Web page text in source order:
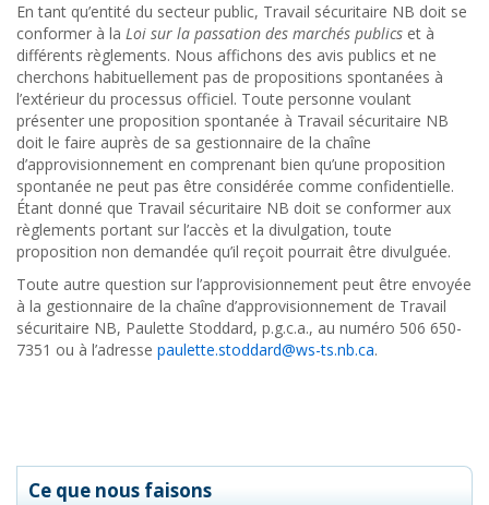
En tant qu’entité du secteur public, Travail sécuritaire NB doit se
conformer à la Loi sur la passation des marchés publics et à
différents règlements. Nous affichons des avis publics et ne
cherchons habituellement pas de propositions spontanées à
l’extérieur du processus officiel. Toute personne voulant
présenter une proposition spontanée à Travail sécuritaire NB
doit le faire auprès de sa gestionnaire de la chaîne
d’approvisionnement en comprenant bien qu’une proposition
spontanée ne peut pas être considérée comme confidentielle.
Étant donné que Travail sécuritaire NB doit se conformer aux
règlements portant sur l’accès et la divulgation, toute
proposition non demandée qu’il reçoit pourrait être divulguée.
Toute autre question sur l’approvisionnement peut être envoyée
à la gestionnaire de la chaîne d’approvisionnement de Travail
sécuritaire NB, Paulette Stoddard, p.g.c.a., au numéro 506 650-
7351 ou à l’adresse paulette.stoddard@ws-ts.nb.ca.
Ce que nous faisons